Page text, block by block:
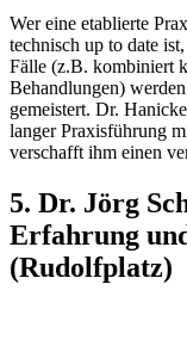
Wer eine etablierte
technisch up to date
Fälle (z.B. kombiniert
Behandlungen)
gemeistert. Dr.
langer Praxisführung
verschafft ihm einen
5. Dr. Jörg
Erfahrung
(Rudolfplatz)